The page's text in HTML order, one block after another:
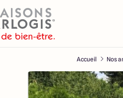
Accueil Nos